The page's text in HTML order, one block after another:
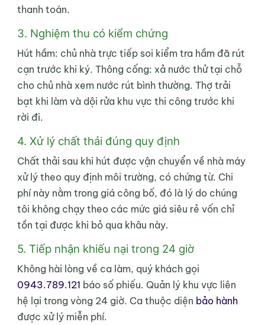
thanh toán.
3. Nghiệm thu có kiểm chứng
Hút hầm: chủ nhà trực tiếp soi kiểm tra hầm đã rút
cạn trước khi ký. Thông cống: xả nước thử tại chỗ
cho chủ nhà xem nước rút bình thường. Thợ trải
bạt khi làm và dội rửa khu vực thi công trước khi
rời đi.
4. Xử lý chất thải đúng quy định
Chất thải sau khi hút được vận chuyển về nhà máy
xử lý theo quy định môi trường, có chứng từ. Chi
phí này nằm trong giá công bố, đó là lý do chúng
tôi không chạy theo các mức giá siêu rẻ vốn chỉ
tồn tại được khi bỏ qua khâu này.
5. Tiếp nhận khiếu nại trong 24 giờ
Không hài lòng về ca làm, quý khách gọi
0943.789.121 báo số phiếu. Quản lý khu vực liên
hệ lại trong vòng 24 giờ. Ca thuộc diện bảo hành
được xử lý miễn phí.